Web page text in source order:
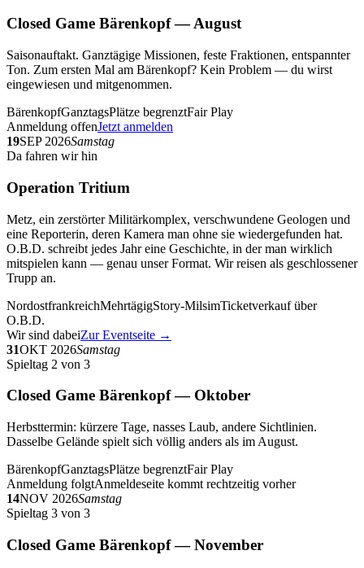
Closed Game Bärenkopf — August
Saisonauftakt. Ganztägige Missionen, feste Fraktionen, entspannter
Ton. Zum ersten Mal am Bärenkopf? Kein Problem — du wirst
eingewiesen und mitgenommen.
BärenkopfGanztagsPlätze begrenztFair Play
Anmeldung offenJetzt anmelden
19SEP 2026Samstag
Da fahren wir hin
Operation Tritium
Metz, ein zerstörter Militärkomplex, verschwundene Geologen und
eine Reporterin, deren Kamera man ohne sie wiedergefunden hat.
O.B.D. schreibt jedes Jahr eine Geschichte, in der man wirklich
mitspielen kann — genau unser Format. Wir reisen als geschlossener
Trupp an.
NordostfrankreichMehrtägigStory-MilsimTicketverkauf über
O.B.D.
Wir sind dabeiZur Eventseite →
31OKT 2026Samstag
Spieltag 2 von 3
Closed Game Bärenkopf — Oktober
Herbsttermin: kürzere Tage, nasses Laub, andere Sichtlinien.
Dasselbe Gelände spielt sich völlig anders als im August.
BärenkopfGanztagsPlätze begrenztFair Play
Anmeldung folgtAnmeldeseite kommt rechtzeitig vorher
14NOV 2026Samstag
Spieltag 3 von 3
Closed Game Bärenkopf — November